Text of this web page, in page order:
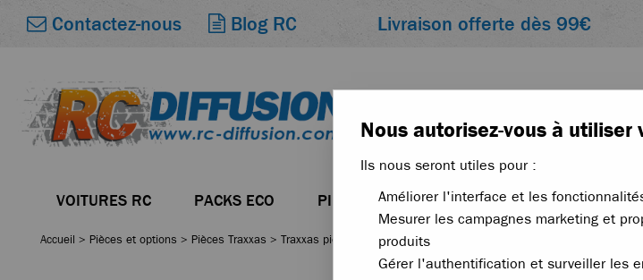
Contactez-nous Blog RC Livraison offerte dès 99€
VOITURES RC PACKS ECO PIÈCES ACCESSOIRES
Accueil > Pièces et options > Pièces Traxxas > Traxxas pièces pour TRX-4M >
Nous autorisez-vous à utiliser
Ils nous seront utiles pour :
Améliorer l'interface et les
Mesurer les campagnes marketing et
produits
Gérer l'authentification et surveiller les